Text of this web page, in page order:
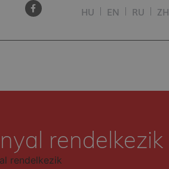
HU EN RU ZH
rendelkezik
rendelkezik